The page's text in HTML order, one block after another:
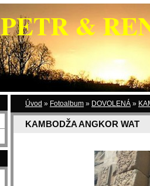
PETR &
Úvod » Fotoalbum » DOVOLENÁ »
KAMBODŽA ANGKOR WAT